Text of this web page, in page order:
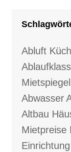
Abluft
Mietspiegel
Abwasser
Altbau
Mietpreise
Einrichtung